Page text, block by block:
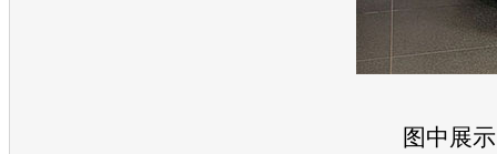
图中展示